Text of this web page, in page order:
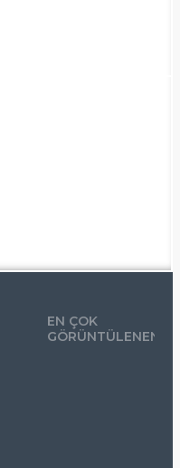
EN ÇOK